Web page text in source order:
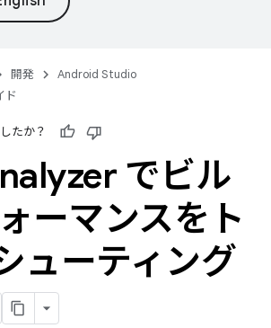
開発
Android Studio
ド
たか？
でビル
ーマンスをト
ューティング